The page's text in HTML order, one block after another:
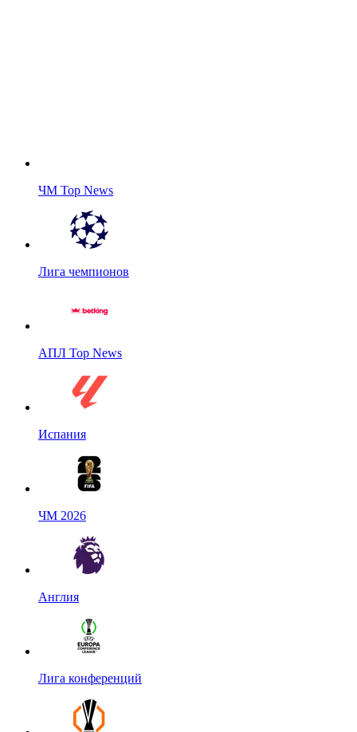
ЧМ Top News
Лига чемпионов
АПЛ Top News
Испания
ЧМ 2026
Англия
Лига конференций